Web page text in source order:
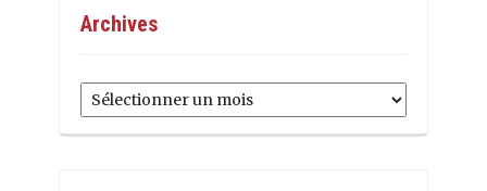
Archives
Archives